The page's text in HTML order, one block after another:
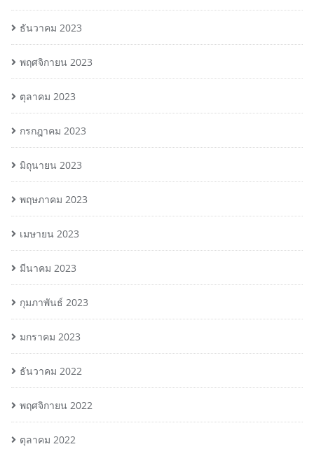
ธันวาคม 2023
พฤศจิกายน 2023
ตุลาคม 2023
กรกฎาคม 2023
มิถุนายน 2023
พฤษภาคม 2023
เมษายน 2023
มีนาคม 2023
กุมภาพันธ์ 2023
มกราคม 2023
ธันวาคม 2022
พฤศจิกายน 2022
ตุลาคม 2022